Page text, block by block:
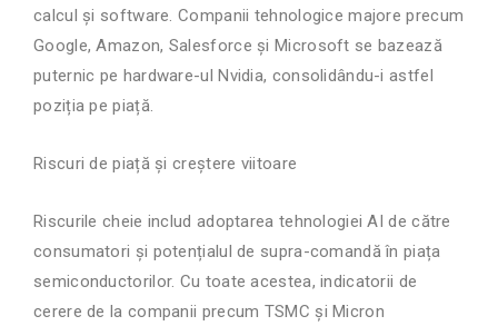
calcul și software. Companii tehnologice majore precum
Google, Amazon, Salesforce și Microsoft se bazează
puternic pe hardware-ul Nvidia, consolidându-i astfel
poziția pe piață.
Riscuri de piață și creștere viitoare
Riscurile cheie includ adoptarea tehnologiei AI de către
consumatori și potențialul de supra-comandă în piața
semiconductorilor. Cu toate acestea, indicatorii de
cerere de la companii precum TSMC și Micron